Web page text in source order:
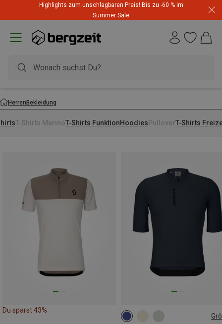
Highlights zum unschlagbaren Preis! Bis zu -60 % im
Summer Sale
HerrenBekleidung
T-Shirts MerinoT-Shirts FunktionHoodies PulloverT-Shirts
Du sparst 43%
S L